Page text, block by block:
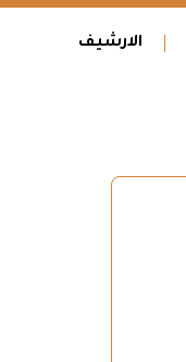
الارشيف